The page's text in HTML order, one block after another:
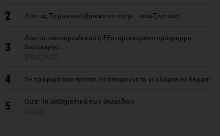
2 Δίαιτα; Το μυστικό βρίσκεται στην… κουζίνα σας!
3
Δίαιτα του περιοδικού ή Εξατομικευμένο πρόγραμμα
διατροφής...
[PODCAST]
4 5+ τρόφιμα που πρέπει να αποφεύγετε για λαμπερό δέρμα!
5
Quiz: Τα μαθηματικά των θερμίδων
[QUIZ]